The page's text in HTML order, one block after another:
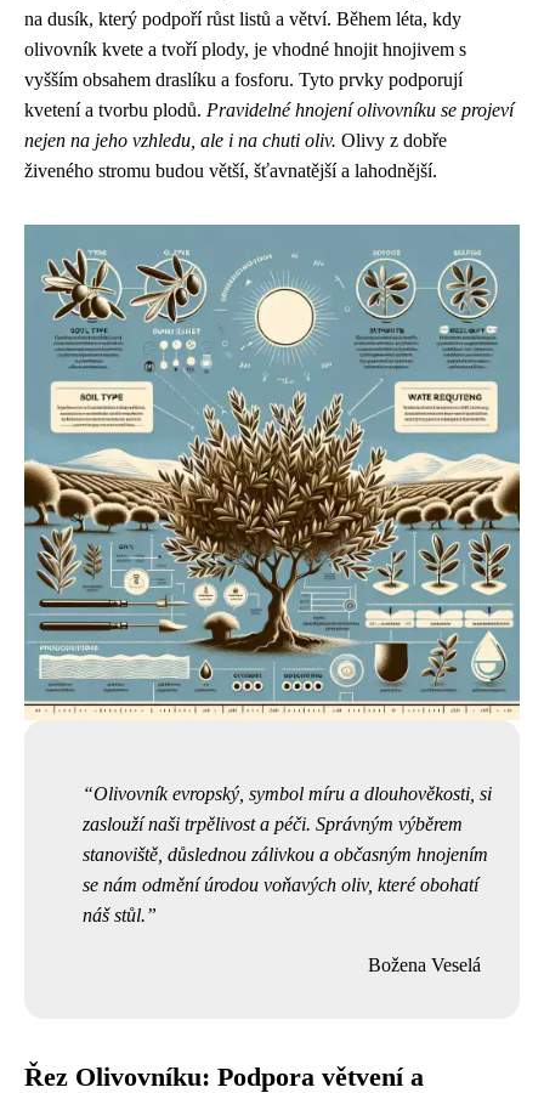
na dusík, který podpoří růst listů a větví. Během léta, kdy
olivovník kvete a tvoří plody, je vhodné hnojit hnojivem s
vyšším obsahem draslíku a fosforu. Tyto prvky podporují
kvetení a tvorbu plodů. Pravidelné hnojení olivovníku se projeví
nejen na jeho vzhledu, ale i na chuti oliv. Olivy z dobře
živeného stromu budou větší, šťavnatější a lahodnější.
Olivovník evropský, symbol míru a dlouhověkosti, si
zaslouží naši trpělivost a péči. Správným výběrem
stanoviště, důslednou zálivkou a občasným hnojením
se nám odmění úrodou voňavých oliv, které obohatí
náš stůl.
Božena Veselá
Řez Olivovníku: Podpora větvení a